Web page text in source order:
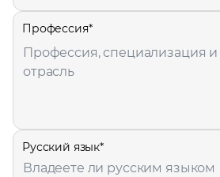
Профессия*
Владеете ли русским языком
Русский язык*